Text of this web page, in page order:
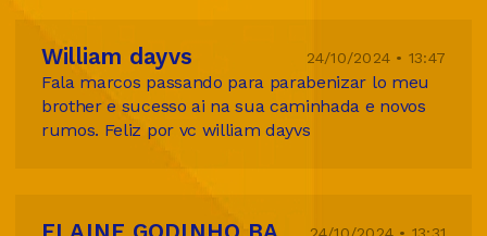
William dayvs 24/10/2024 • 13:47
Fala marcos passando para parabenizar lo meu
brother e sucesso ai na sua caminhada e novos
rumos. Feliz por vc william dayvs